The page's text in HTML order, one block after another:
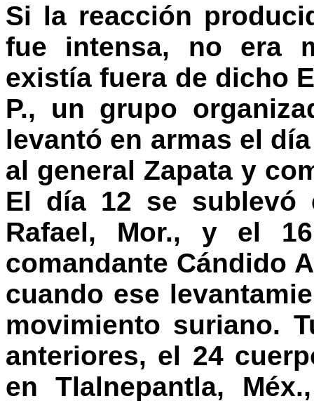
Si la reacción
fue intensa, no era
existía fuera de dicho
P., un grupo
levantó en armas el
al general Zapata y
El día 12 se sublevó
Rafael, Mor., y el
comandante Cándido
cuando ese
movimiento suriano.
anteriores, el 24
en Tlalnepantla,